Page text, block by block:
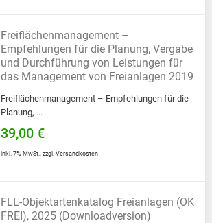
Freiflächenmanagement –
Empfehlungen für die Planung, Vergabe
und Durchführung von Leistungen für
das Management von Freianlagen 2019
Freiflächenmanagement – Empfehlungen für die
Planung, ...
39,00 €
inkl. 7% MwSt., zzgl. Versandkosten
FLL-Objektartenkatalog Freianlagen (OK
FREI), 2025 (Downloadversion)